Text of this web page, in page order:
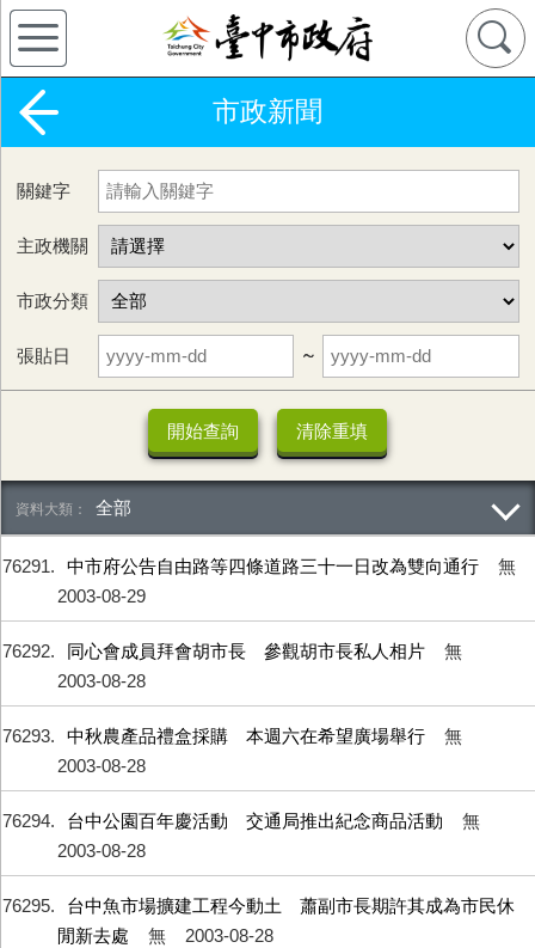
市政新聞
關鍵字
主政機關
市政分類
張貼日 ~
全部
76291 中市府公告自由路等四條道路三十一日改為雙向通行
無
2003-08-29
76292 同心會成員拜會胡市長 參觀胡市長私人相片
無
2003-08-28
76293 中秋農產品禮盒採購 本週六在希望廣場舉行
無
2003-08-28
76294 台中公園百年慶活動 交通局推出紀念商品活動
無
2003-08-28
76295
台中魚市場擴建工程今動土 蕭副市長期許其成為市民休
閒新去處
無 2003-08-28